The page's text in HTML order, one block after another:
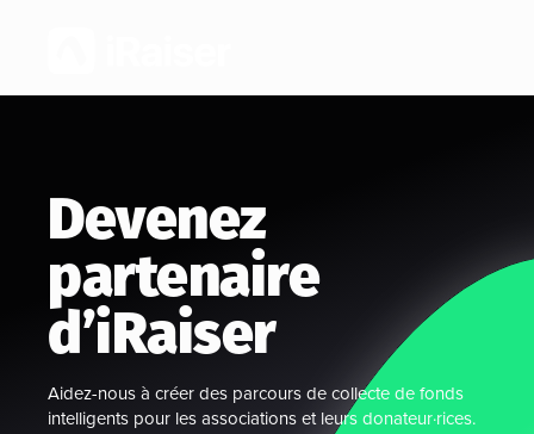
Devenez
partenaire
d’iRaiser
Aidez-nous à créer des parcours de collecte de fonds
intelligents pour les associations et leurs donateur·rices.